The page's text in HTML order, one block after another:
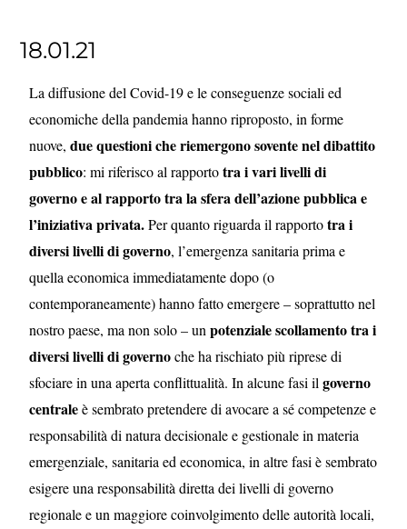
18.01.21
La diffusione del Covid-19 e le conseguenze sociali ed
economiche della pandemia hanno riproposto, in forme
nuove,due questioni che riemergono sovente nel dibattito
pubblico: mi riferisco al rapportotra i vari livelli di
governo e al rapporto tra la sfera dell’azione pubblica e
l’iniziativa privata.Per quanto riguarda il rapportotra i
diversi livelli di governo, l’emergenza sanitaria prima e
quella economica immediatamente dopo (o
contemporaneamente) hanno fatto emergere – soprattutto nel
nostro paese, ma non solo – unpotenziale scollamento tra i
diversi livelli di governoche ha rischiato più riprese di
sfociare in una aperta conflittualità.In alcune fasi il governo
centraleè sembrato pretendere di avocare a sé competenze e
responsabilità di natura decisionale e gestionale in materia
emergenziale, sanitaria ed economica, in altre fasi è sembrato
esigere una responsabilità diretta dei livelli di governo
regionale e un maggiore coinvolgimento delle autorità locali,